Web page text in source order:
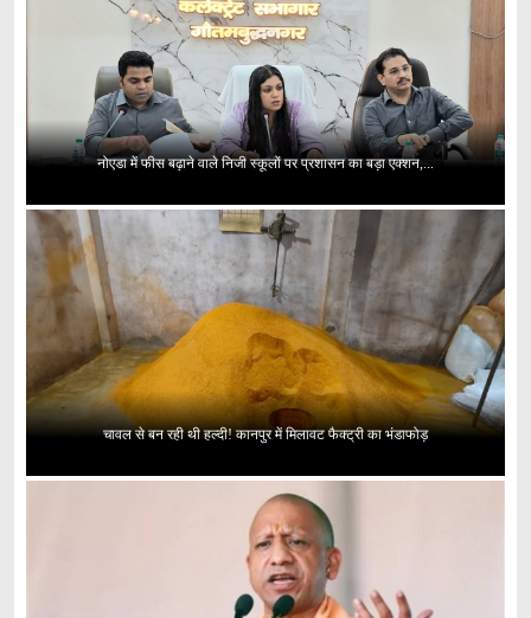
नोएडा में फीस बढ़ाने वाले निजी स्कूलों पर प्रशासन का बड़ा एक्शन,...
चावल से बन रही थी हल्दी! कानपुर में मिलावट फैक्ट्री का भंडाफोड़